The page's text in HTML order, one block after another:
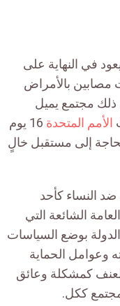
في النهاية على
بالأمراض
ذلك مجتمع يميل
الأمم المتحدة
16 يوم
إلى مستقبل خالٍ
ضد النساء كأحد
الشائعة التي
بوضع السياسات
وعوامل الحماية
كمشكلة وعائق
ككل.